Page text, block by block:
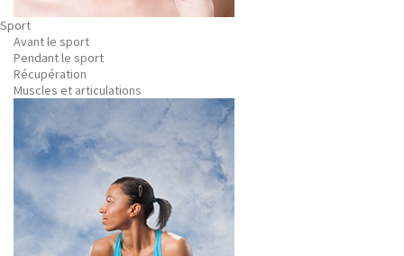
Sport
Avant le sport
Pendant le sport
Récupération
Muscles et articulations